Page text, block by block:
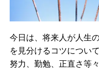
今日は、将来人が人生
を見分けるコツについ
努力、勤勉、正直さ等々